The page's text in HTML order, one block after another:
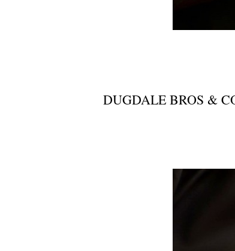
DUGDALE BROS &